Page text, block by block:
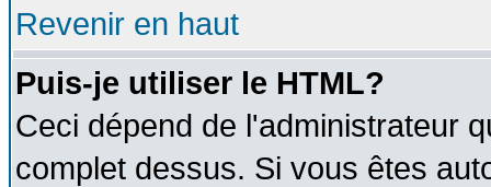
Revenir en haut
Puis-je utiliser le HTML?
Ceci dépend de l'administrateur
complet dessus. Si vous êtes